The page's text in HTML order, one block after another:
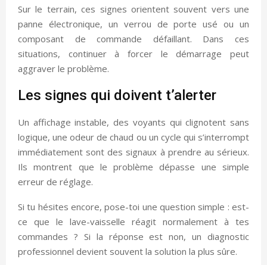
Sur le terrain, ces signes orientent souvent vers une
panne électronique, un verrou de porte usé ou un
composant de commande défaillant. Dans ces
situations, continuer à forcer le démarrage peut
aggraver le problème.
Les signes qui doivent t’alerter
Un affichage instable, des voyants qui clignotent sans
logique, une odeur de chaud ou un cycle qui s’interrompt
immédiatement sont des signaux à prendre au sérieux.
Ils montrent que le problème dépasse une simple
erreur de réglage.
Si tu hésites encore, pose-toi une question simple : est-
ce que le lave-vaisselle réagit normalement à tes
commandes ? Si la réponse est non, un diagnostic
professionnel devient souvent la solution la plus sûre.